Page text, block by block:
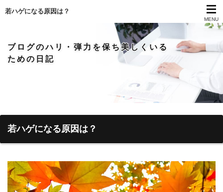
若ハゲになる原因は？
MENU
ブログのハリ・弾力を保ち美しくいる
ための日記
若ハゲになる原因は？